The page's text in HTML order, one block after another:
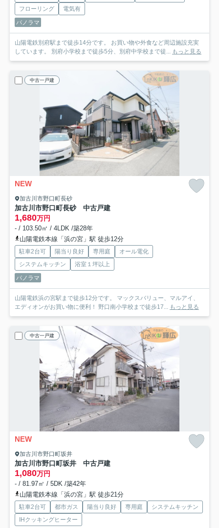
フローリング
電気有
パノラマ
山陽電鉄別府駅まで徒歩14分です。 お買い物や外食など周辺施設充実
しています。 別府小学校まで徒歩5分、別府中学校まで徒...
もっと見る
中古一戸建
NEW
加古川市野口町長砂
加古川市野口町長砂 中古戸建
1,680万円
- / 103.50㎡ / 4LDK /築28年
山陽電鉄本線「浜の宮」駅 徒歩12分
駐車2台可 陽当り良好 専用庭
オール電化
システムキッチン
浴室１坪以上
パノラマ
山陽電鉄浜の宮駅まで徒歩12分です。 マックスバリュー、マルアイ、
エディオンがお買い物に便利！ 野口南小学校まで徒歩17...
もっと見る
中古一戸建
NEW
加古川市野口町坂井
加古川市野口町坂井 中古戸建
1,080万円
- / 81.97㎡ / 5DK /築42年
山陽電鉄本線「浜の宮」駅 徒歩21分
駐車2台可 都市ガス 陽当り良好 専用庭
システムキッチン
IHクッキングヒーター